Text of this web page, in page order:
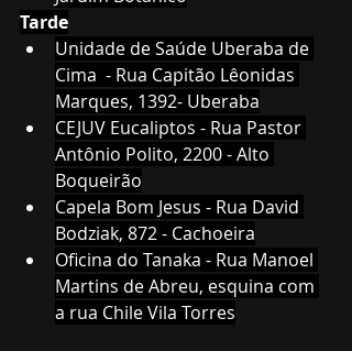
Tarde
Unidade de Saúde Uberaba de
Cima  - Rua Capitão Lêonidas
Marques, 1392- Uberaba
CEJUV Eucaliptos - Rua Pastor
Antônio Polito, 2200 - Alto
Boqueirão
Capela Bom Jesus - Rua David
Bodziak, 872 - Cachoeira
Oficina do Tanaka - Rua Manoel
Martins de Abreu, esquina com
a rua Chile Vila Torres